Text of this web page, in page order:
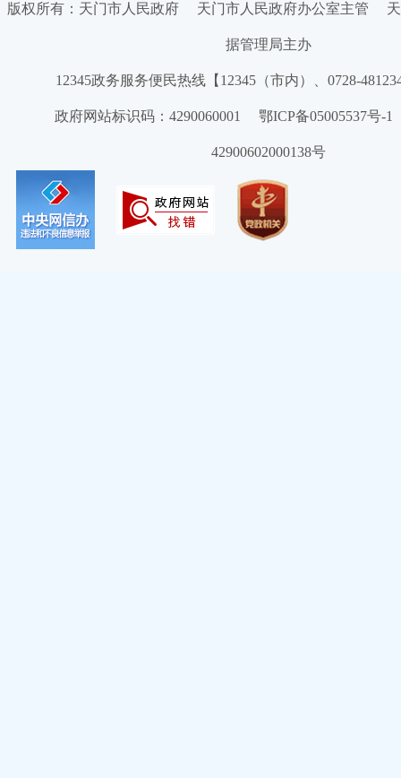
版权所有：天门市人民政府 天门市人民政府办公室主管 天
据管理局主办
12345政务服务便民热线【12345（市内）、0728-
政府网站标识码：4290060001 鄂ICP备05005537号
42900602000138号